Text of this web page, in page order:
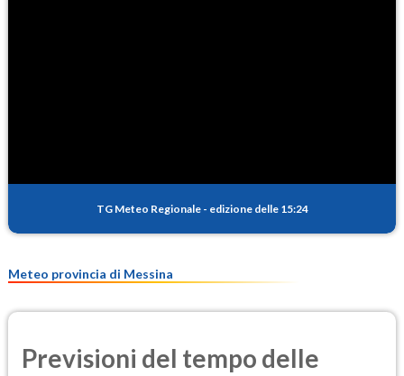
PM25
TG Meteo Regionale - edizione delle 15:24
Meteo provincia di Messina
Previsioni del tempo delle